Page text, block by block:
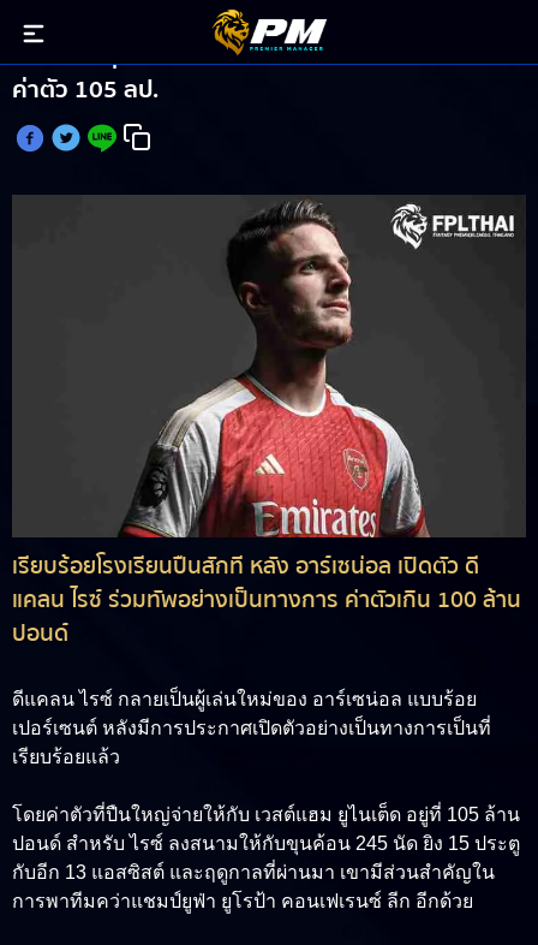
สักทีพ่อหนุ่ม! ไรซ์ เปิดตัวซบ อาร์เซน่อล เรียบร้อย
ค่าตัว 105 ลป.
เรียบร้อยโรงเรียนปืนสักที หลัง อาร์เซน่อล เปิดตัว ดี
แคลน ไรซ์ ร่วมทัพอย่างเป็นทางการ ค่าตัวเกิน 100 ล้าน
ปอนด์
ดีแคลน ไรซ์ กลายเป็นผู้เล่นใหม่ของ อาร์เซน่อล แบบร้อย
เปอร์เซนต์ หลังมีการประกาศเปิดตัวอย่างเป็นทางการเป็นที่
เรียบร้อยแล้ว
โดยค่าตัวที่ปืนใหญ่จ่ายให้กับ เวสต์แฮม ยูไนเต็ด อยู่ที่ 105 ล้าน
ปอนด์ สำหรับ ไรซ์ ลงสนามให้กับขุนค้อน 245 นัด ยิง 15 ประตู
กับอีก 13 แอสซิสต์ และฤดูกาลที่ผ่านมา เขามีส่วนสำคัญใน
การพาทีมคว่าแชมป์ยูฟ่า ยูโรป้า คอนเฟเรนซ์ ลีก อีกด้วย